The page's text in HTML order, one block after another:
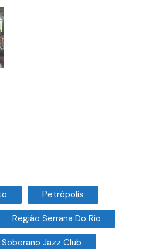
Petrópolis
Região Serrana Do Rio
Soberano Jazz Club